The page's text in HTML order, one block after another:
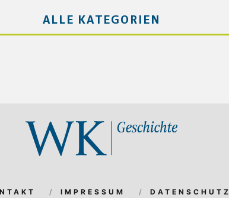
ALLE KATEGORIEN
IMPRESSUM DATENSCHUTZ